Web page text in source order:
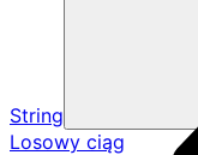
String
Losowy ciąg